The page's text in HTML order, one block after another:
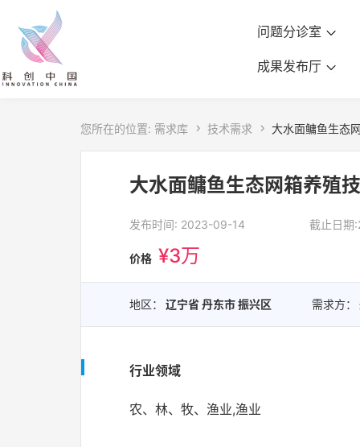
问题分诊室
成果发布厅
您所在的位置: 需求库  技术需求  大水面鳙鱼生态
大水面鳙鱼生态网箱养殖
发布时间: 2023-09-14 截止日
价格 ¥3万
地区： 辽宁省 丹东市 振兴区 需求方：
行业领域
农、林、牧、渔业,渔业